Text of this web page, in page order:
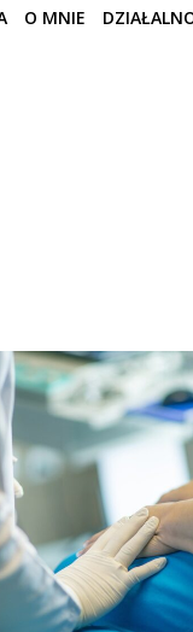
O MNIE